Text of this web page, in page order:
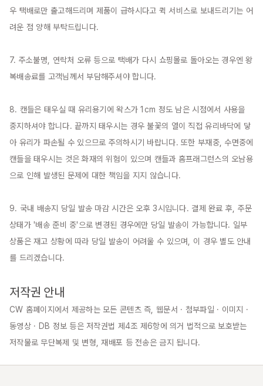
우 택배로만 출고해드리며 제품이 급하시다고 퀵 서비스로 보내드리기는 어
려운 점 양해 부탁드립니다.
7. 주소불명, 연락처 오류 등으로 택배가 다시 쇼핑몰로 돌아오는 경우엔 왕
복배송료를 고객님께서 부담해주셔야 합니다.
8. 캔들은 태우실 때 유리용기에 왁스가 1cm 정도 남은 시점에서 사용을
중지하셔야 합니다. 끝까지 태우시는 경우 불꽃의 열이 직접 유리바닥에 닿
아 유리가 파손될 수 있으므로 주의하시기 바랍니다. 또한 부재중, 수면중에
캔들을 태우시는 것은 화재의 위험이 있으며 캔들과 홈프래그런스의 오남용
으로 인해 발생된 문제에 대한 책임을 지지 않습니다.
9. 국내 배송지 당일 발송 마감 시간은 오후 3시입니다. 결제 완료 후, 주문
상태가 '배송 준비 중'으로 변경된 경우에만 당일 발송이 가능합니다. 일부
상품은 재고 상황에 따라 당일 발송이 어려울 수 있으며, 이 경우 별도 안내
를 드리겠습니다.
저작권 안내
CW 홈페이지에서 제공하는 모든 콘텐츠 즉, 웹문서 · 첨부파일 · 이미지 ·
동영상 · DB 정보 등은 저작권법 제4조 제6항에 의거 법적으로 보호받는
저작물로 무단복제 및 변형, 재배포 등 전송은 금지 됩니다.